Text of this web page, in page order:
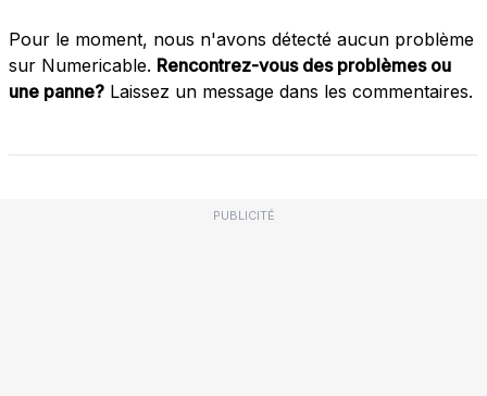
Pour le moment, nous n'avons détecté aucun problème
sur Numericable. Rencontrez-vous des problèmes ou
une panne? Laissez un message dans les commentaires.
PUBLICITÉ